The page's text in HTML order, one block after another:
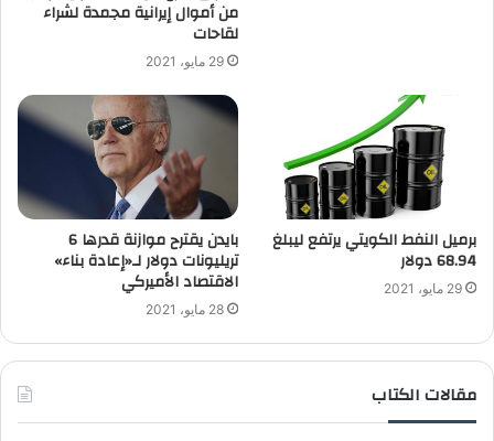
من أموال إيرانية مجمدة لشراء
لقاحات
29 مايو، 2021
برميل النفط الكويتي يرتفع ليبلغ
68.94 دولار
29 مايو، 2021
بايدن يقترح موازنة قدرها 6
تريليونات دولار لـ«إعادة بناء»
الاقتصاد الأميركي
28 مايو، 2021
مقالات الكتاب